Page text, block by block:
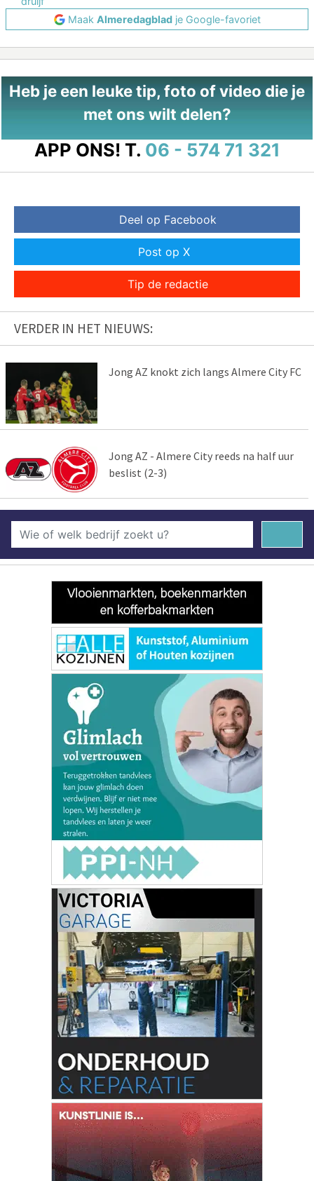
Maak Almeredagbladje Google-favoriet
Heb je een leuke tip, foto of video die je
met ons wilt delen?
APP ONS! T. 06 - 574 71 321
Deel op Facebook
Post op X
Tip de redactie
VERDER IN HET NIEUWS:
Jong AZ knokt zich langs Almere City FC
Jong AZ - Almere City reeds na half uur
beslist (2-3)